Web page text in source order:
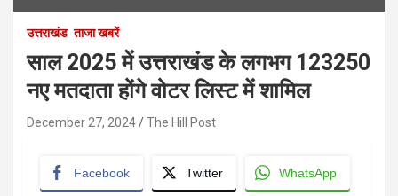
उत्तराखंड ताजा खबरें
साल 2025 में उत्तराखंड के लगभग 123250
नए मतदाता होंगे वोटर लिस्ट में शामिल
December 27, 2024 The Hill Post
Facebook Twitter WhatsApp